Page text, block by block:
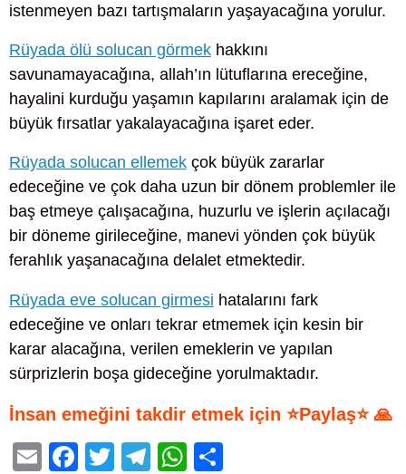
istenmeyen bazı tartışmaların yaşayacağına yorulur.
Rüyada ölü solucan görmek hakkını
savunamayacağına, allah’ın lütuflarına ereceğine,
hayalini kurduğu yaşamın kapılarını aralamak için de
büyük fırsatlar yakalayacağına işaret eder.
Rüyada solucan ellemek çok büyük zararlar
edeceğine ve çok daha uzun bir dönem problemler ile
baş etmeye çalışacağına, huzurlu ve işlerin açılacağı
bir döneme girileceğine, manevi yönden çok büyük
ferahlık yaşanacağına delalet etmektedir.
Rüyada eve solucan girmesi hatalarını fark
edeceğine ve onları tekrar etmemek için kesin bir
karar alacağına, verilen emeklerin ve yapılan
sürprizlerin boşa gideceğine yorulmaktadır.
İnsan emeğini takdir etmek için ⭐Paylaş⭐ 🙏
E
F
T
T
W